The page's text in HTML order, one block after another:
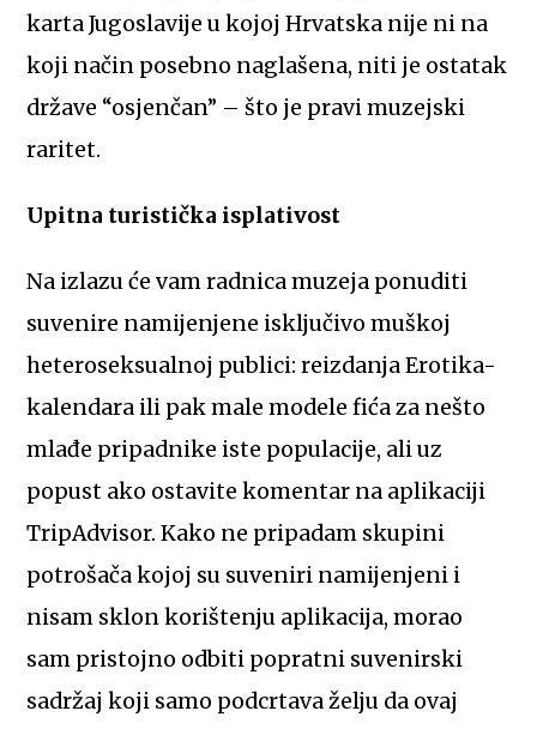
karta Jugoslavije u kojoj Hrvatska nije ni na
koji način posebno naglašena, niti je ostatak
države “osjenčan” – što je pravi muzejski
raritet.
Upitna turistička isplativost
Na izlazu će vam radnica muzeja ponuditi
suvenire namijenjene isključivo muškoj
heteroseksualnoj publici: reizdanja Erotika-
kalendara ili pak male modele fića za nešto
mlađe pripadnike iste populacije, ali uz
popust ako ostavite komentar na aplikaciji
TripAdvisor. Kako ne pripadam skupini
potrošača kojoj su suveniri namijenjeni i
nisam sklon korištenju aplikacija, morao
sam pristojno odbiti popratni suvenirski
sadržaj koji samo podcrtava želju da ovaj